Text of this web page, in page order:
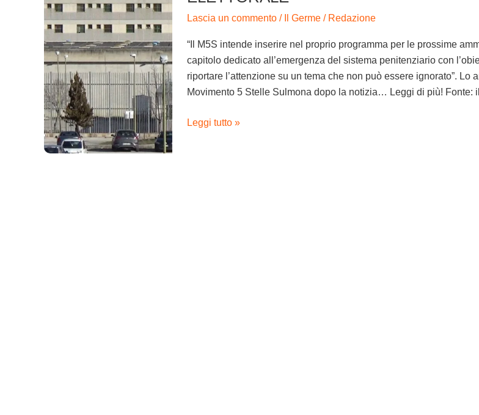
Lascia un commento / Il Germe / Redazione
“Il M5S intende inserire nel proprio programma per le prossime
capitolo dedicato all’emergenza del sistema penitenziario con
riportare l’attenzione su un tema che non può essere ignorato”. Lo
Movimento 5 Stelle Sulmona dopo la notizia… Leggi di più! Fonte:
carceraria
nel
programma
elettorale”
Leggi tutto »